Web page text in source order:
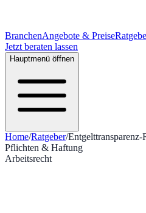
BranchenAngebote & Preise
Jetzt beraten lassen
Hauptmenü öffnen
Home/Ratgeber/
Pflichten & Haftung
Arbeitsrecht